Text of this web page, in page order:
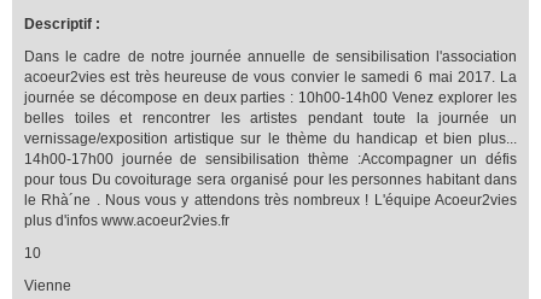
Descriptif :
Dans le cadre de notre journée annuelle de sensibilisation l'association
acoeur2vies est très heureuse de vous convier le samedi 6 mai 2017. La
journée se décompose en deux parties : 10h00-14h00 Venez explorer les
belles toiles et rencontrer les artistes pendant toute la journée un
vernissage/exposition artistique sur le thème du handicap et bien plus...
14h00-17h00 journée de sensibilisation thème :Accompagner un défis
pour tous Du covoiturage sera organisé pour les personnes habitant dans
le Rhà´ne . Nous vous y attendons très nombreux ! L'équipe Acoeur2vies
plus d'infos www.acoeur2vies.fr
10
Vienne